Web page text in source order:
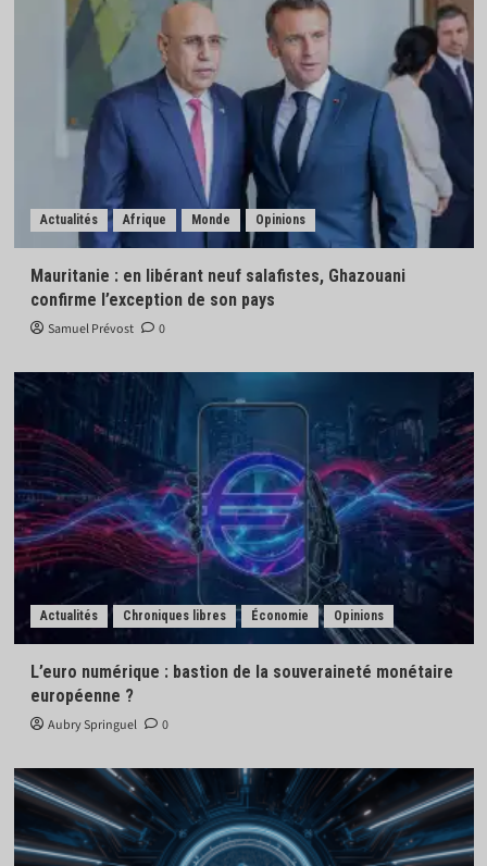
Actualités Afrique Monde Opinions
Mauritanie : en libérant neuf salafistes, Ghazouani
confirme l’exception de son pays
Samuel Prévost 0
Actualités Chroniques libres Économie Opinions
L’euro numérique : bastion de la souveraineté monétaire
européenne ?
Aubry Springuel 0